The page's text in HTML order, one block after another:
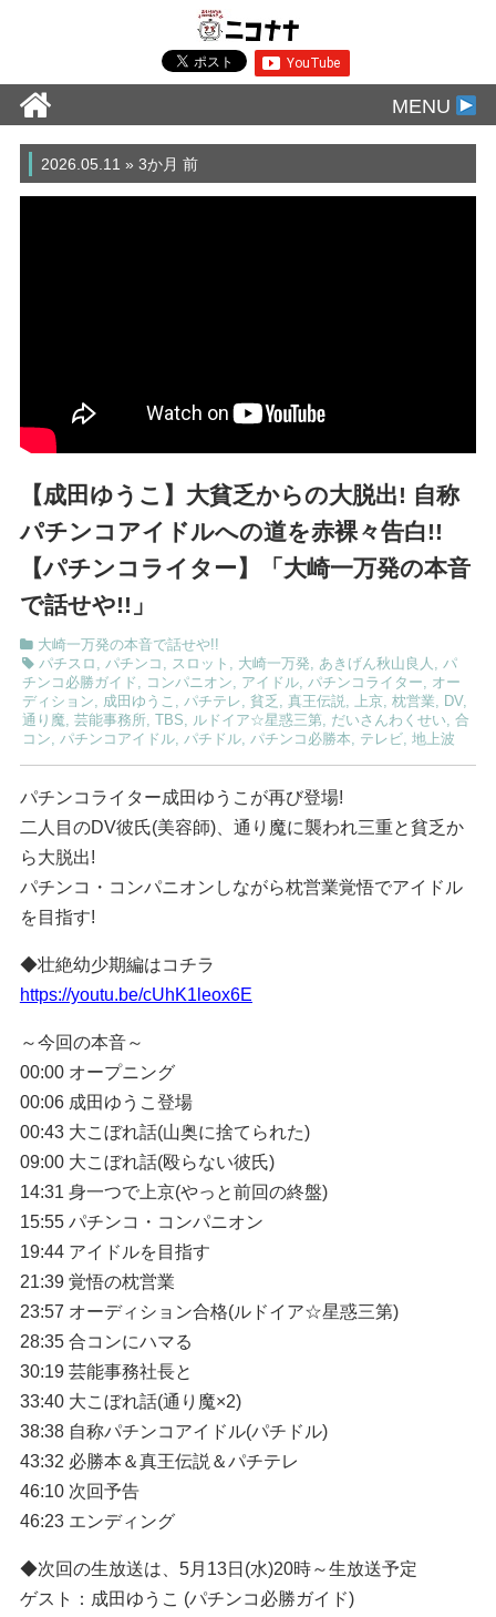
MENU
2026.05.11 » 3か月 前
【成田ゆうこ】大貧乏からの大脱出! 自称
パチンコアイドルへの道を赤裸々告白!!
【パチンコライター】「大崎一万発の本音
で話せや!!」
大崎一万発の本音で話せや!!
パチスロ , パチンコ , スロット , 大崎一万発, あきげん秋山良人 , パ
チンコ必勝ガイド , コンパニオン, アイドル, パチンコライター, オー
ディション, 成田ゆうこ , パチテレ, 貧乏 , 真王伝説, 上京, 枕営業, DV,
通り魔, 芸能事務所, TBS, ルドイア☆星惑三第, だいさんわくせい, 合
コン, パチンコアイドル, パチドル, パチンコ必勝本, テレビ, 地上波
パチンコライター成田ゆうこが再び登場!
二人目のDV彼氏(美容師)、通り魔に襲われ三重と貧乏か
ら大脱出!
パチンコ・コンパニオンしながら枕営業覚悟でアイドル
を目指す!
◆壮絶幼少期編はコチラ
https://youtu.be/cUhK1leox6E
～今回の本音～
00:00 オープニング
00:06 成田ゆうこ登場
00:43 大こぼれ話(山奥に捨てられた)
09:00 大こぼれ話(殴らない彼氏)
14:31 身一つで上京(やっと前回の終盤)
15:55 パチンコ・コンパニオン
19:44 アイドルを目指す
21:39 覚悟の枕営業
23:57 オーディション合格(ルドイア☆星惑三第)
28:35 合コンにハマる
30:19 芸能事務社長と
33:40 大こぼれ話(通り魔×2)
38:38 自称パチンコアイドル(パチドル)
43:32 必勝本＆真王伝説＆パチテレ
46:10 次回予告
46:23 エンディング
◆次回の生放送は、5月13日(水)20時～生放送予定
ゲスト：成田ゆうこ (パチンコ必勝ガイド)